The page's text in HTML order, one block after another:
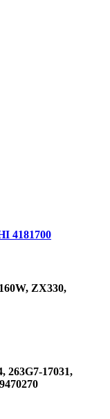
4181700
ZX330,
263G7-17031,